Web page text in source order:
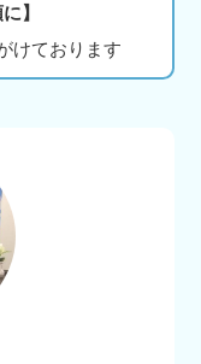
】
けております